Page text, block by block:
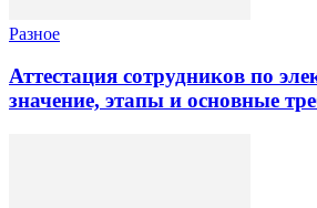
Разное
Аттестация сотрудников по
значение, этапы и основные